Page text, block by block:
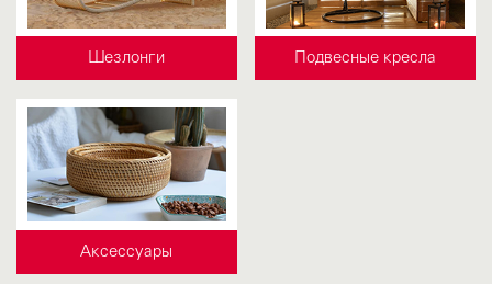
Шезлонги Подвесные кресла
Аксессуары